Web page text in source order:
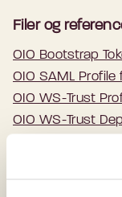
Filer og
OIO Bootstrap
OIO SAML Profile
OIO WS-Trust
OIO WS-Trust